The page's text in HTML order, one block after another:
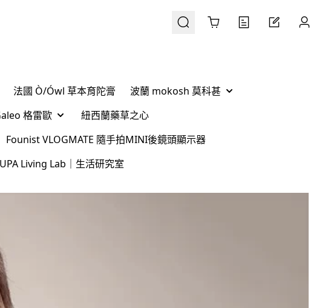
Cart
法國 Ò/Ówl 草本育陀膏
波蘭 mokosh 莫科甚
格雷歐
紐西蘭藥草之心
Founist VLOGMATE 隨手拍MINI後鏡頭顯示器
Living Lab｜生活研究室